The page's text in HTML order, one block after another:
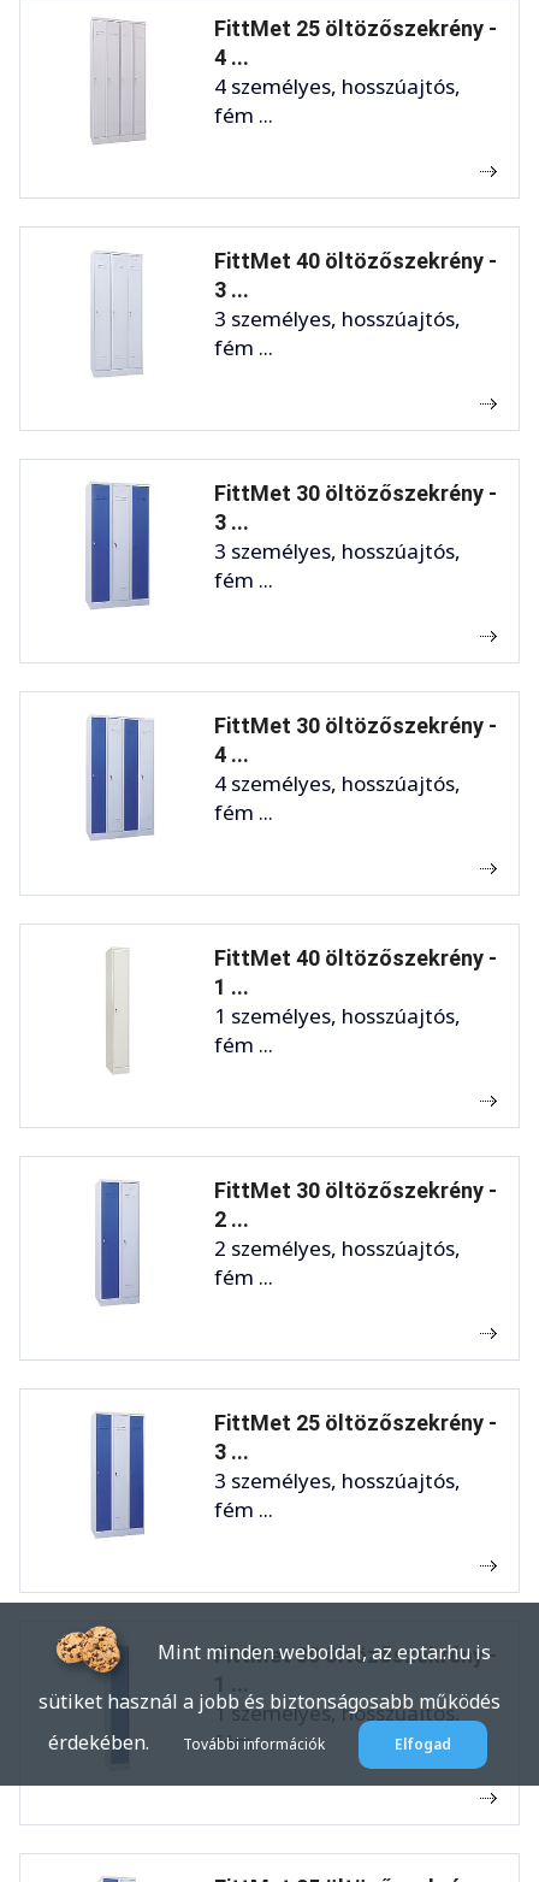
FittMet 25 öltözőszekrény -
4 ...
4 személyes, hosszúajtós,
fém ...
FittMet 40 öltözőszekrény -
3 ...
3 személyes, hosszúajtós,
fém ...
FittMet 30 öltözőszekrény -
3 ...
3 személyes, hosszúajtós,
fém ...
FittMet 30 öltözőszekrény -
4 ...
4 személyes, hosszúajtós,
fém ...
FittMet 40 öltözőszekrény -
1 ...
1 személyes, hosszúajtós,
fém ...
FittMet 30 öltözőszekrény -
2 ...
2 személyes, hosszúajtós,
fém ...
FittMet 25 öltözőszekrény -
3 ...
3 személyes, hosszúajtós,
fém ...
FittMet 30 öltözőszekrény -
1 személyes, hosszúajtós,
fém ...
Mint minden weboldal, az eptar.hu is
sütiket használ a jobb és biztonságosabb működés
érdekében.
További információk Elfogad